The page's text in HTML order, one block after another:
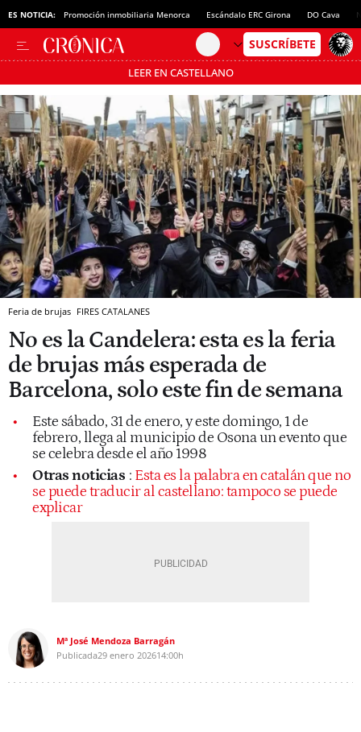
ES NOTICIA: Promoción inmobiliaria Menorca Escándalo ERC Girona DO Cava
LEER EN CASTELLANO
Pásate al MODO AHORRO
Feria de brujas FIRES CATALANES
No es la Candelera: esta es la feria
de brujas más esperada de
Barcelona, solo este fin de semana
Este sábado, 31 de enero, y este domingo, 1 de
febrero, llega al municipio de Osona un evento que
se celebra desde el año 1998
Otras noticias : Esta es la palabra en catalán que no
se puede traducir al castellano: tampoco se puede
explicar
Mª José Mendoza Barragán
Publicada29 enero 202614:00h